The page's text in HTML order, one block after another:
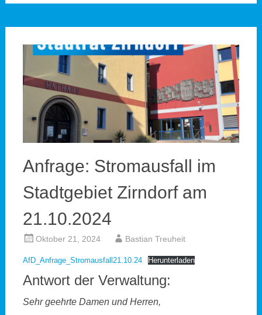
Anfrage: Stromausfall im
Stadtgebiet Zirndorf am
21.10.2024
Oktober 21, 2024 Bastian Treuheit
AfD_Anfrage_Stromausfall21.10.24 Herunterladen
Antwort der Verwaltung:
Sehr geehrte Damen und Herren,